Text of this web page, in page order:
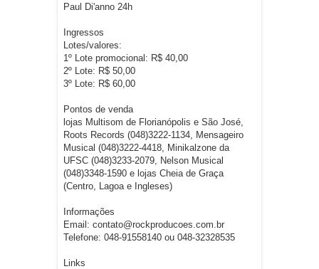
Paul Di'anno 24h
Ingressos
Lotes/valores:
1º Lote promocional: R$ 40,00
2º Lote: R$ 50,00
3º Lote: R$ 60,00
Pontos de venda
lojas Multisom de Florianópolis e São José,
Roots Records (048)3222-1134, Mensageiro
Musical (048)3222-4418, Minikalzone da
UFSC (048)3233-2079, Nelson Musical
(048)3348-1590 e lojas Cheia de Graça
(Centro, Lagoa e Ingleses)
Informações
Email: contato@rockproducoes.com.br
Telefone: 048-91558140 ou 048-32328535
Links